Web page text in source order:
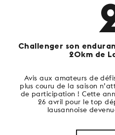
Challenger son
20km de
Avis aux amateurs de
plus couru de la saison
de participation ! Cette
26 avril pour le top
lausannoise